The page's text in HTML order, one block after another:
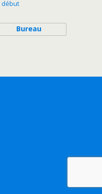
début
Bureau